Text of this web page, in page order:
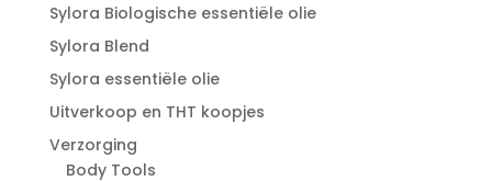
Sylora Biologische essentiële olie
Sylora Blend
Sylora essentiële olie
Uitverkoop en THT koopjes
Verzorging
Body Tools